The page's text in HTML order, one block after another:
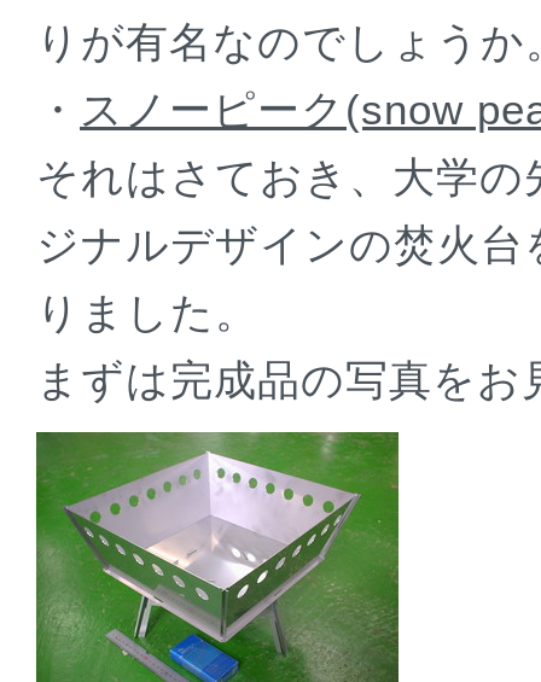
りが有名なのでしょう
・ スノーピーク(snow
それはさておき、大学
ジナルデザインの焚火
りました。
まずは完成品の写真を